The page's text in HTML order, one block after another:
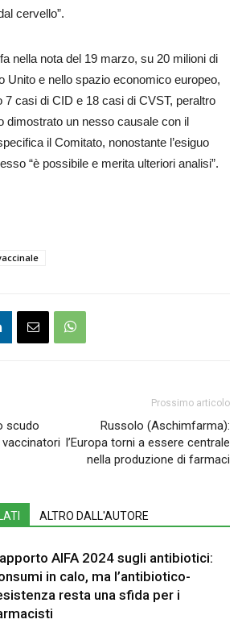
cervello”.
nella nota del 19 marzo, su 20 milioni di
Unito e nello spazio economico europeo,
7 casi di CID e 18 casi di CVST, peraltro
dimostrato un nesso causale con il
il Comitato, nonostante l’esiguo
“è possibile e merita ulteriori analisi”.
scudo
Prossimo articolo
Russolo (Aschimfarma):
l’Europa torni a essere centrale
nella produzione di farmaci
ALTRO DALL'AUTORE
AIFA 2024 sugli antibiotici:
in calo, ma l’antibiotico-
resta una sfida per i